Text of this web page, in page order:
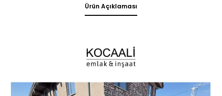
Ürün Açıklaması